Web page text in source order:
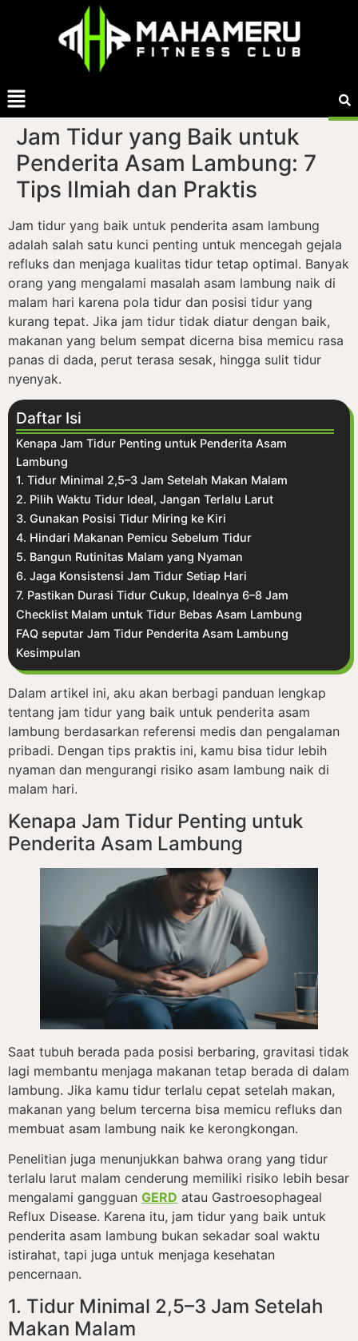
Jam Tidur yang Baik untuk
Penderita Asam Lambung: 7
Tips Ilmiah dan Praktis
Jam tidur yang baik untuk penderita asam lambung
adalah salah satu kunci penting untuk mencegah gejala
refluks dan menjaga kualitas tidur tetap optimal. Banyak
orang yang mengalami masalah asam lambung naik di
malam hari karena pola tidur dan posisi tidur yang
kurang tepat. Jika jam tidur tidak diatur dengan baik,
makanan yang belum sempat dicerna bisa memicu rasa
panas di dada, perut terasa sesak, hingga sulit tidur
nyenyak.
Daftar Isi
Kenapa Jam Tidur Penting untuk Penderita Asam
Lambung
1. Tidur Minimal 2,5–3 Jam Setelah Makan Malam
2. Pilih Waktu Tidur Ideal, Jangan Terlalu Larut
3. Gunakan Posisi Tidur Miring ke Kiri
4. Hindari Makanan Pemicu Sebelum Tidur
5. Bangun Rutinitas Malam yang Nyaman
6. Jaga Konsistensi Jam Tidur Setiap Hari
7. Pastikan Durasi Tidur Cukup, Idealnya 6–8 Jam
Checklist Malam untuk Tidur Bebas Asam Lambung
FAQ seputar Jam Tidur Penderita Asam Lambung
Kesimpulan
Dalam artikel ini, aku akan berbagi panduan lengkap
tentang jam tidur yang baik untuk penderita asam
lambung berdasarkan referensi medis dan pengalaman
pribadi. Dengan tips praktis ini, kamu bisa tidur lebih
nyaman dan mengurangi risiko asam lambung naik di
malam hari.
Kenapa Jam Tidur Penting untuk
Penderita Asam Lambung
Saat tubuh berada pada posisi berbaring, gravitasi tidak
lagi membantu menjaga makanan tetap berada di dalam
lambung. Jika kamu tidur terlalu cepat setelah makan,
makanan yang belum tercerna bisa memicu refluks dan
membuat asam lambung naik ke kerongkongan.
Penelitian juga menunjukkan bahwa orang yang tidur
terlalu larut malam cenderung memiliki risiko lebih besar
mengalami gangguan GERD atau Gastroesophageal
Reflux Disease. Karena itu, jam tidur yang baik untuk
penderita asam lambung bukan sekadar soal waktu
istirahat, tapi juga untuk menjaga kesehatan
pencernaan.
1. Tidur Minimal 2,5–3 Jam Setelah
Makan Malam